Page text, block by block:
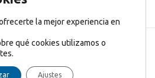
la mejor experiencia en
qué cookies utilizamos o
Ajustes
Français(Francés